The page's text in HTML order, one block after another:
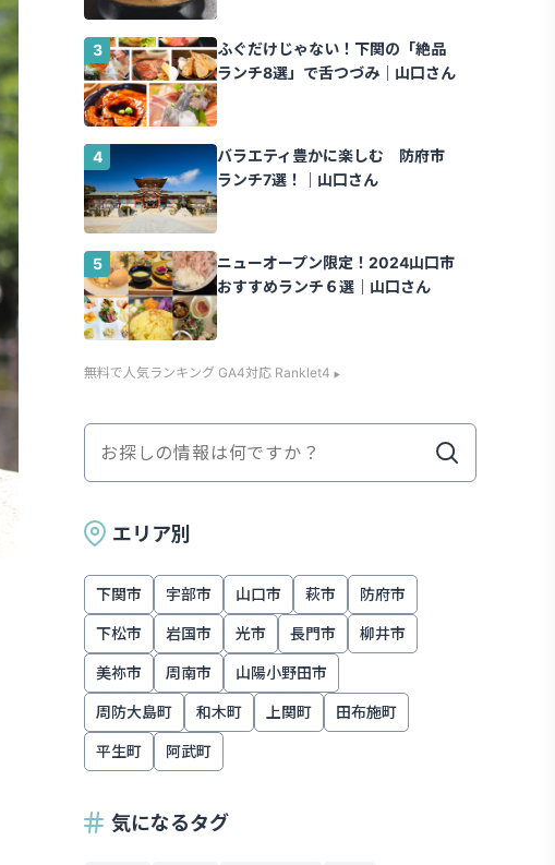
ふぐだけじゃない！下関の「絶品
ランチ8選」で舌つづみ｜山口さん
バラエティ豊かに楽しむ 防府市
ランチ7選！｜山口さん
ニューオープン限定！2024山口市
おすすめランチ６選｜山口さん
無料で人気ランキング GA4対応 Ranklet4
エリア別
下関市 宇部市 山口市 萩市 防府市
下松市 岩国市 光市 長門市 柳井市
美祢市 周南市 山陽小野田市
周防大島町 和木町 上関町 田布施町
平生町 阿武町
気になるタグ